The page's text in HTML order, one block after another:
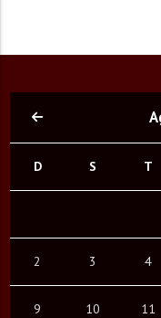
D S T
2 3 4
9 10 11